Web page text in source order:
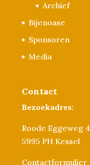
Archief
Bijenoase
Sponsoren
Media
Contact
Bezoekadres:
Roode Eggeweg 4
5995 PH Kessel
Contactformulier